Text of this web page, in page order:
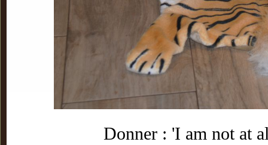
Donner : 'I am not at